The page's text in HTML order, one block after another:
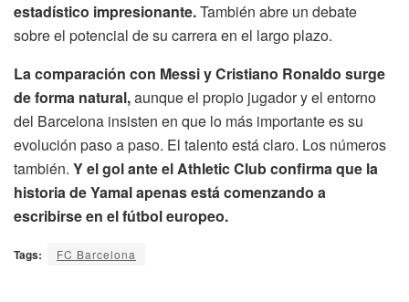
estadístico impresionante.También abre un debate
sobre el potencial de su carrera en el largo plazo.
La comparación con Messi y Cristiano Ronaldo surge
de forma natural,aunque el propio jugador y el entorno
del Barcelona insisten en que lo más importante es su
evolución paso a paso. El talento está claro. Los números
también. Y el gol ante el Athletic Club confirma que la
historia de Yamal apenas está comenzando a
escribirse en el fútbol europeo.
Tags: FC Barcelona